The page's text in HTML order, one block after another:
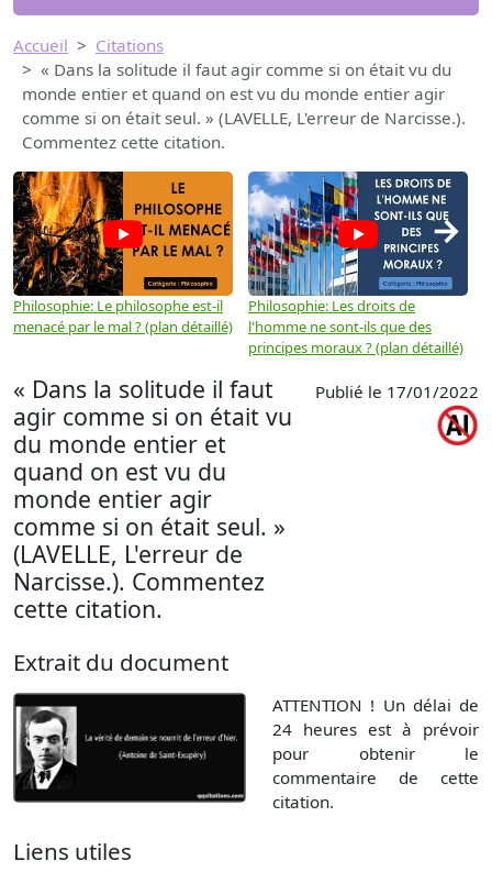
Accueil
Citations
« Dans la solitude il faut agir comme si on était vu du
monde entier et quand on est vu du monde entier agir
comme si on était seul. » (LAVELLE, L'erreur de Narcisse.).
Commentez cette citation.
Philosophie: Le philosophe est-il
menacé par le mal ? (plan détaillé)
Philosophie: Les droits de
l'homme ne sont-ils que des
principes moraux ? (plan détaillé)
→
« Dans la solitude il faut
agir comme si on était vu
du monde entier et
quand on est vu du
monde entier agir
comme si on était seul. »
(LAVELLE, L'erreur de
Narcisse.). Commentez
cette citation.
Publié le 17/01/2022
Extrait du document
ATTENTION ! Un délai de
24 heures est à prévoir
pour obtenir le
commentaire de cette
citation.
Liens utiles